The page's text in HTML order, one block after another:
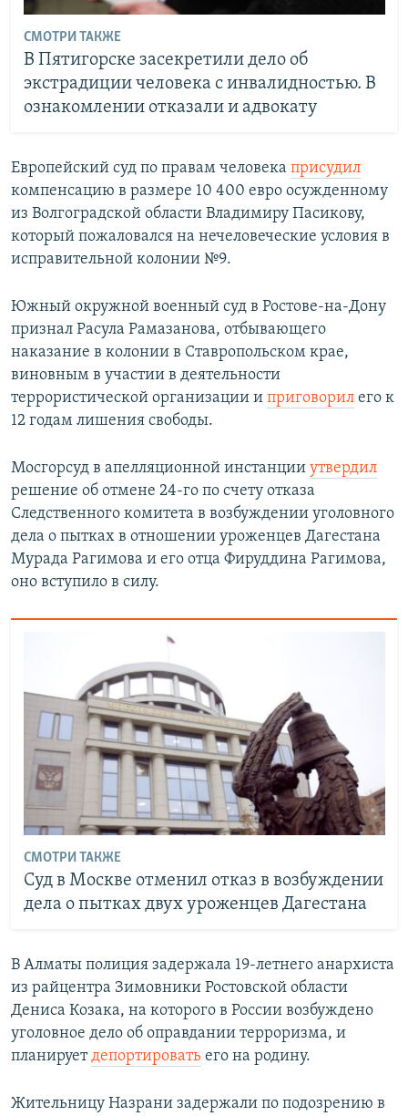
СМОТРИ ТАКЖЕ
В Пятигорске засекретили дело об
экстрадиции человека с инвалидностью. В
ознакомлении отказали и адвокату
Европейский суд по правам человека присудил
компенсацию в размере 10 400 евро осужденному
из Волгоградской области Владимиру Пасикову,
который пожаловался на нечеловеческие условия в
исправительной колонии №9.
Южный окружной военный суд в Ростове-на-Дону
признал Расула Рамазанова, отбывающего
наказание в колонии в Ставропольском крае,
виновным в участии в деятельности
террористической организации и приговорил его к
12 годам лишения свободы.
Мосгорсуд в апелляционной инстанции утвердил
решение об отмене 24-го по счету отказа
Следственного комитета в возбуждении уголовного
дела о пытках в отношении уроженцев Дагестана
Мурада Рагимова и его отца Фируддина Рагимова,
оно вступило в силу.
СМОТРИ ТАКЖЕ
Суд в Москве отменил отказ в возбуждении
дела о пытках двух уроженцев Дагестана
В Алматы полиция задержала 19-летнего анархиста
из райцентра Зимовники Ростовской области
Дениса Козака, на которого в России возбуждено
уголовное дело об оправдании терроризма, и
планируетдепортировать его на родину.
Жительницу Назрани задержали по подозрению в